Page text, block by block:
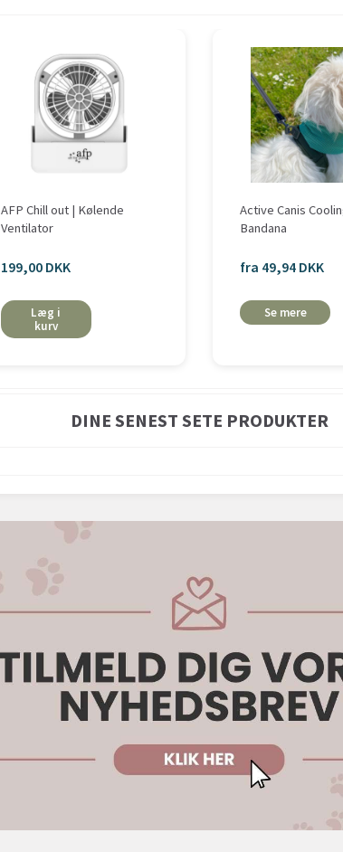
AFP Chill out | Kølende
Ventilator
199,00 DKK
Læg i
kurv
Active Canis
Bandana
fra 49,94 DKK
Se mere
DINE SENEST SETE PRODUKTER